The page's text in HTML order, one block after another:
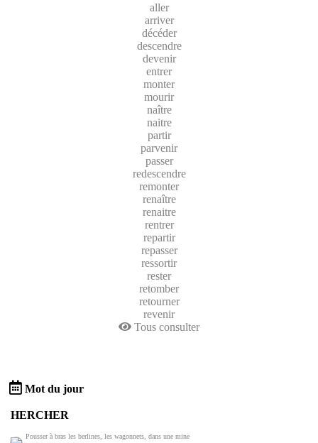
aller
arriver
décéder
descendre
devenir
entrer
monter
mourir
naître
naitre
partir
parvenir
passer
redescendre
remonter
renaître
renaitre
rentrer
repartir
repasser
ressortir
rester
retomber
retourner
revenir
Tous consulter
Mot du jour
HERCHER
Pousser à bras les berlines, les wagonnets, dans une mine